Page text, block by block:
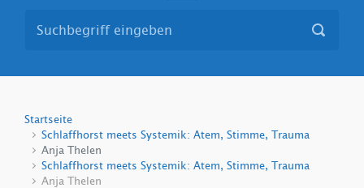
Startseite
Schlaffhorst meets Systemik: Atem, Stimme, Trauma
Anja Thelen
Schlaffhorst meets Systemik: Atem, Stimme, Trauma
Anja Thelen